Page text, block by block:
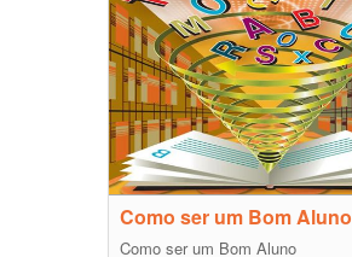
Como ser um Bom Aluno
Como ser um Bom Aluno